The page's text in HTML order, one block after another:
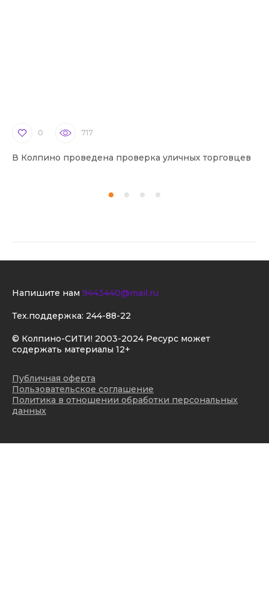
0 717
В Колпино проведена проверка уличных торговцев
© Колпино-СИТИ! 2003-2024 Ресурс может
содержать материалы 12+
Публичная оферта
Пользовательское соглашение
Политика в отношении обработки персональных
данных
Напишите нам 9443440@mail.ru
Тех.поддержка: 244-88-22